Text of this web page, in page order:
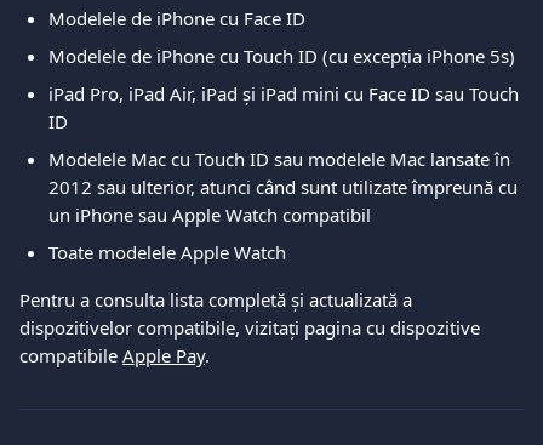
Modelele de iPhone cu Face ID
Modelele de iPhone cu Touch ID (cu excepția iPhone 5s)
iPad Pro, iPad Air, iPad și iPad mini cu Face ID sau Touch
ID
Modelele Mac cu Touch ID sau modelele Mac lansate în
2012 sau ulterior, atunci când sunt utilizate împreună cu
un iPhone sau Apple Watch compatibil
Toate modelele Apple Watch
Pentru a consulta lista completă și actualizată a
dispozitivelor compatibile, vizitați pagina cu dispozitive
compatibile Apple Pay.